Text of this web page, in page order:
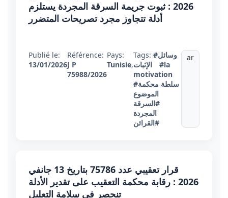
2026 : ثبوت جريمة السرقة المجردة يستلزم
أدلة تتجاوز مجرد تصريحات المتضرر
Publié le:
13/01/2026
Référence:
J P
75988/2026
Pays:
Tunisie,
Tags: #وسائل
الإثبات
#la
motivation
#سلطة محكمة
الموضوع
#السرقة
المجردة
#القرائن
ar
قرار تعقيبي عدد 75786 بتاريخ 13 جانفي
2026 : رقابة محكمة التعقيب على تقدير الأدلة
تنحصر في سلامة التعليل